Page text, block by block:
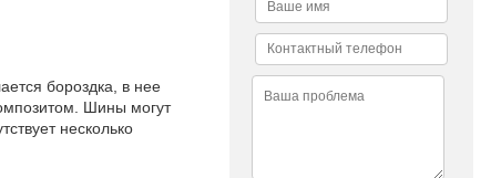
бороздка, в нее
Шины могут
несколько